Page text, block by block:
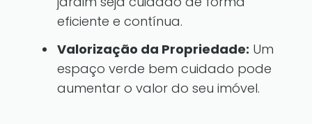
eficiente e contínua.
Valorização da Propriedade: Um
espaço verde bem cuidado pode
aumentar o valor do seu imóvel.